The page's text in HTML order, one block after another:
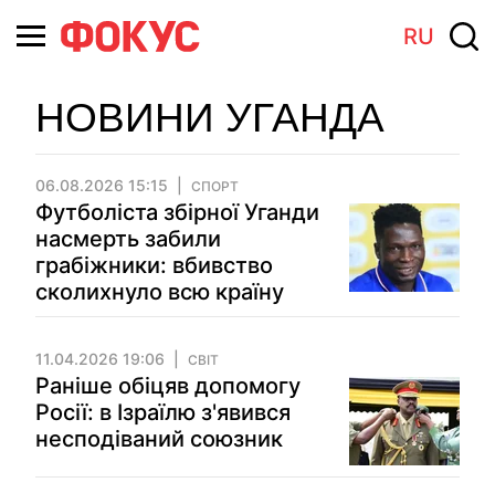
RU
НОВИНИ УГАНДА
06.08.2026 15:15 СПОРТ
Футболіста збірної Уганди
насмерть забили
грабіжники: вбивство
сколихнуло всю країну
11.04.2026 19:06 СВІТ
Раніше обіцяв допомогу
Росії: в Ізраїлю з'явився
несподіваний союзник